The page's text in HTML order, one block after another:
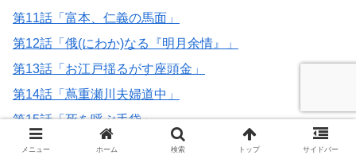
第11話「富本、仁義の馬面」
第12話「俄(にわか)なる『明月余情』」
第13話「お江戸揺るがす座頭金」
第14話「蔦重瀬川夫婦道中」
第15話「死を呼ぶ手袋」
第16話「さらば源内、見立は蓬莱(ほうらい)」
メニュー ホーム 検索 トップ サイドバー